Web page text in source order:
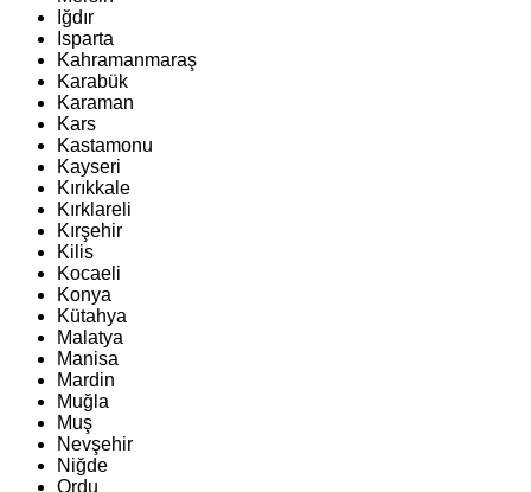
Iğdır
Isparta
Kahramanmaraş
Karabük
Karaman
Kars
Kastamonu
Kayseri
Kırıkkale
Kırklareli
Kırşehir
Kilis
Kocaeli
Konya
Kütahya
Malatya
Manisa
Mardin
Muğla
Muş
Nevşehir
Niğde
Ordu